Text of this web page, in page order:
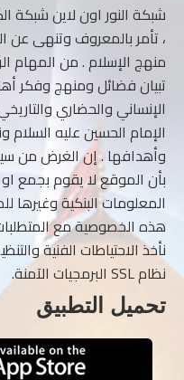
شبكة النور اون لاين شبكة
، تأمر بالمعروف وتنهى عن
منهج الإسلام . من المهام
تبيان فضائل ومنهج وفكر
الإنساني والحضاري
الإمام الحسين عليه السلام
وأهدافها . إن الغرض من
بأن الموقع لا يقوم بجمع او
المعلومات البنكية
هذه الخصوصية مع
نأخذ الاحتياطات الفنية
نظام SSL البرمجيات الآمنة.
تحميل التطبيق